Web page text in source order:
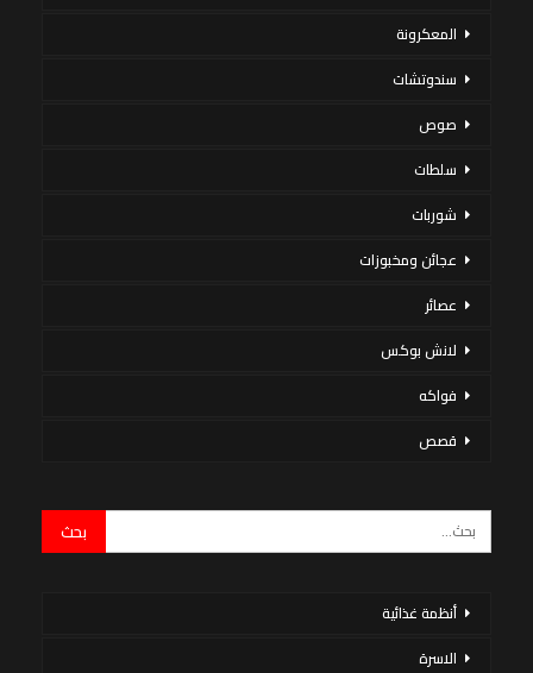
المعكرونة
سندوتشات
صوص
سلطات
شوربات
عجائن ومخبوزات
عصائر
لانش بوكس
فواكه
قصص
أنظمة غذائية
الاسرة